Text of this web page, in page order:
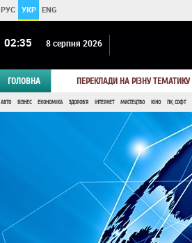
РУС УКР ENG
02 35 8 серпня 2026
ГОЛОВНА ПЕРЕКЛАДИ НА РІЗНУ ТЕМАТИКУ
АВТО БІЗНЕС ЕКОНОМІКА ЗДОРОВ'Я ІНТЕРНЕТ МИСТЕЦТВО КІНО ПК, СОФТ